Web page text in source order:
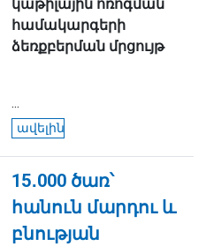
կաթիլային ոռոգման
համակարգերի
ձեռքբերման մրցույթ
...
ավելին
15․000 ծառ՝
հանուն մարդու և
բնության